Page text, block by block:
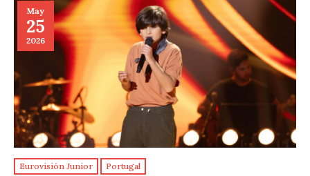
May
25
2026
Eurovisión Junior Portugal